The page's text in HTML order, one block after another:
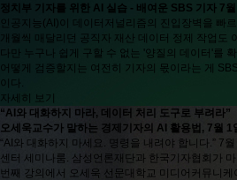
정치부 기자를 위한 AI 실습 - 배여운 SBS 기자 7
인공지능(AI)이 데이터저널리즘의 진입장벽을 빠
개월씩 매달리던 공직자 재산 데이터 정제 작업도
다만 누구나 쉽게 구할 수 없는 '양질의 데이터'를
어떻게 검증할지는 여전히 기자의 몫이라는 게
이다.
자세히 보기
“AI와 대화하지 마라, 데이터 처리 도구로 부려라”
오세욱교수가 말하는 경제기자의 AI 활용법, 7월 1
“AI와 대화하지 마세요. 명령을 내려야 합니다.” 7
센터 세미나룸. 삼성언론재단과 한국기자협회가 마
번째 강의에서 오세욱 선문대학교 미디어커뮤니케